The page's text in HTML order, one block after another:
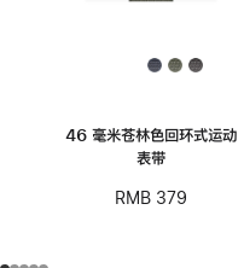
46 毫米苍林色回环式运动
表带
RMB 379